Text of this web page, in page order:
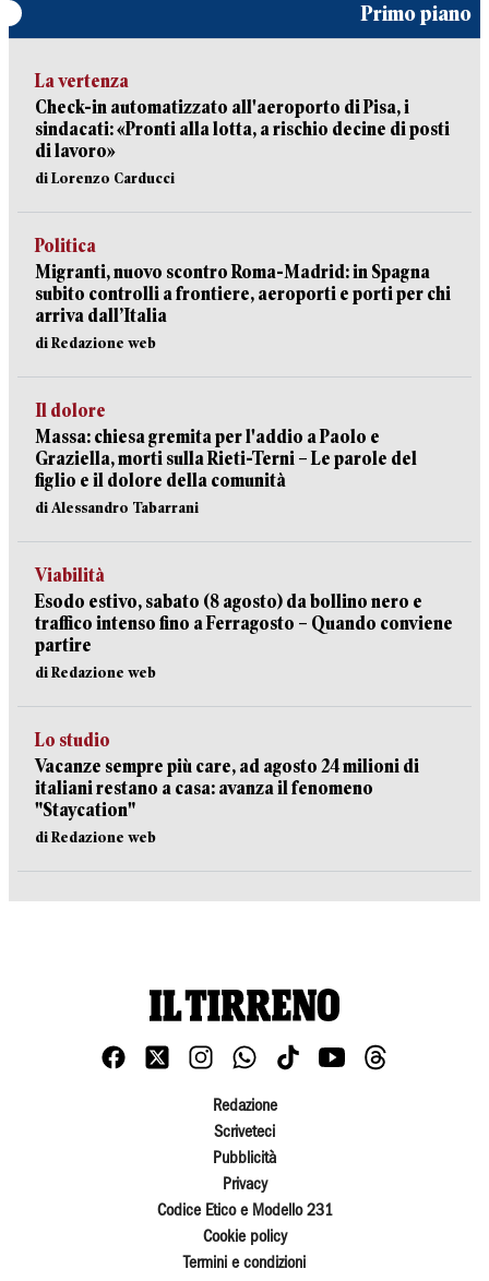
Primo piano
La vertenza
Check-in automatizzato all'aeroporto di Pisa, i
sindacati: «Pronti alla lotta, a rischio decine di posti
di lavoro»
di Lorenzo Carducci
Politica
Migranti, nuovo scontro Roma-Madrid: in Spagna
subito controlli a frontiere, aeroporti e porti per chi
arriva dall’Italia
di Redazione web
Il dolore
Massa: chiesa gremita per l'addio a Paolo e
Graziella, morti sulla Rieti-Terni – Le parole del
figlio e il dolore della comunità
di Alessandro Tabarrani
Viabilità
Esodo estivo, sabato (8 agosto) da bollino nero e
traffico intenso fino a Ferragosto – Quando conviene
partire
di Redazione web
Lo studio
Vacanze sempre più care, ad agosto 24 milioni di
italiani restano a casa: avanza il fenomeno
"Staycation"
di Redazione web
Redazione
Scriveteci
Pubblicità
Privacy
Codice Etico e Modello 231
Cookie policy
Termini e condizioni